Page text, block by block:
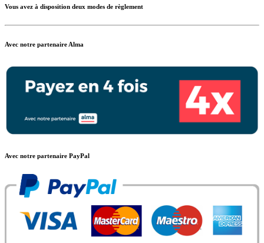
Vous avez à disposition deux modes de règlement
Avec notre partenaire Alma
Avec notre partenaire PayPal